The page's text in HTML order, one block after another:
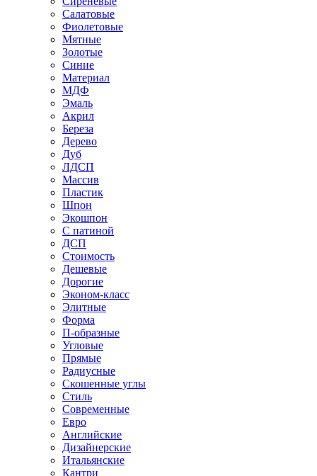
Салатовые
Фиолетовые
Мятные
Золотые
Синие
Материал
МДФ
Эмаль
Акрил
Береза
Дерево
Дуб
ЛДСП
Массив
Пластик
Шпон
Экошпон
С патиной
ДСП
Стоимость
Дешевые
Дорогие
Эконом-класс
Элитные
Форма
П-образные
Угловые
Прямые
Радиусные
Скошенные углы
Стиль
Современные
Евро
Английские
Дизайнерские
Итальянские
Кантри